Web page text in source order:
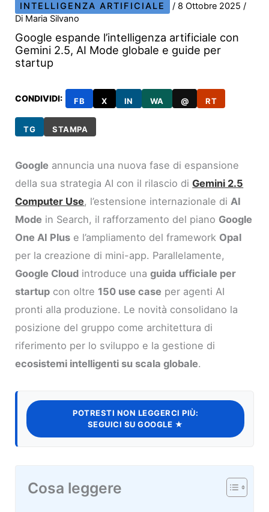
INTELLIGENZA ARTIFICIALE / 8 Ottobre 2025/
Di Maria Silvano
Google espande l’intelligenza artificiale con
Gemini 2.5, AI Mode globale e guide per
startup
CONDIVIDI: FB X IN WA @ RT
TG STAMPA
Google annuncia una nuova fase di espansione
della sua strategia AI con il rilascio diGemini 2.5
Computer Use, l’estensione internazionale diAI
Mode in Search, il rafforzamento del piano Google
One AI Plus e l’ampliamento del framework Opal
per la creazione di mini-app. Parallelamente,
Google Cloud introduce unaguida ufficiale per
startup con oltre 150 use case per agenti AI
pronti alla produzione. Le novità consolidano la
posizione del gruppo come architettura di
riferimento per lo sviluppo e la gestione di
ecosistemi intelligenti su scala globale.
POTRESTI NON LEGGERCI PIÙ:
SEGUICI SU GOOGLE ★
Cosa leggere